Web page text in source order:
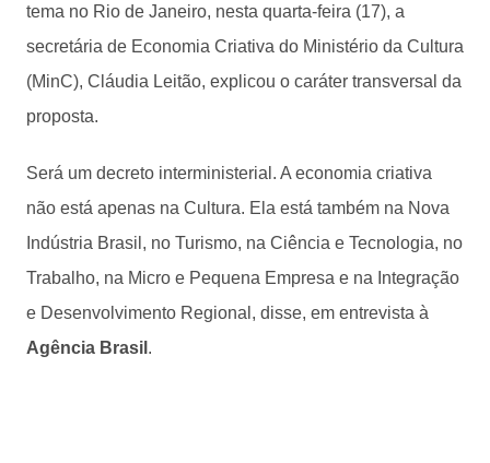
tema no Rio de Janeiro, nesta quarta-feira (17), a
secretária de Economia Criativa do Ministério da Cultura
(MinC), Cláudia Leitão, explicou o caráter transversal da
proposta.
Será um decreto interministerial. A economia criativa
não está apenas na Cultura. Ela está também na Nova
Indústria Brasil, no Turismo, na Ciência e Tecnologia, no
Trabalho, na Micro e Pequena Empresa e na Integração
e Desenvolvimento Regional, disse, em entrevista à
Agência Brasil .